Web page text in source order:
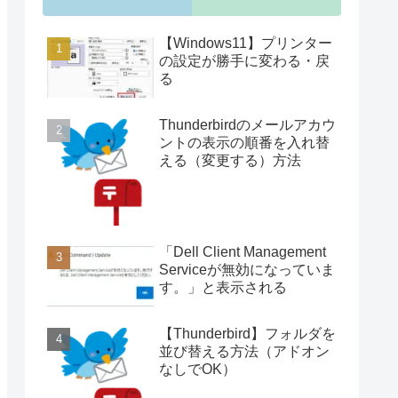
【Windows11】プリンター
の設定が勝手に変わる・戻
る
Thunderbirdのメールアカウ
ントの表示の順番を入れ替
える（変更する）方法
「Dell Client Management
Serviceが無効になっていま
す。」と表示される
【Thunderbird】フォルダを
並び替える方法（アドオン
なしでOK）